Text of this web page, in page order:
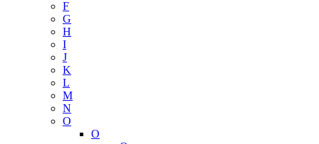
F
G
H
I
J
K
L
M
N
O
O